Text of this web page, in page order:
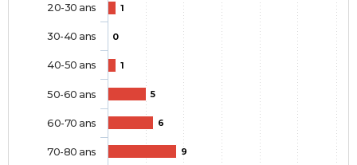
1
0
1
5
6
9
20-30 ans
30-40 ans
40-50 ans
50-60 ans
60-70 ans
70-80 ans